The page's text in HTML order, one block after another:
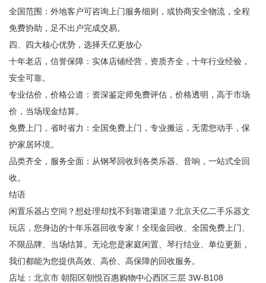
全国范围：外地客户可咨询上门服务细则，或协商安全物流，全程
免费协助，足不出户完成交易。
四、四大核心优势，选择天亿更放心
十年老店，信誉保障：实体店铺经营，资质齐全，十年行业经验，
安全可靠。
专业估价，价格公道：资深鉴定师免费评估，价格透明，高于市场
价，当场现金结算。
免费上门，省时省力：全国免费上门，专业搬运，无需您动手，保
护家居环境。
品类齐全，服务全面：从钢琴回收到各类乐器、音响，一站式全回
收。
结语
闲置乐器占空间？想处理却找不到靠谱渠道？北京天亿二手乐器文
玩店，您身边的十年乐器回收专家！全现金回收、全国免费上门、
不限品牌、当场结算。无论您是家庭闲置、琴行结业、单位更新，
我们都能为您提供高效、高价、高保障的回收服务。
店址：北京市 朝阳区朝悦百惠购物中心西区三层 3W-B108